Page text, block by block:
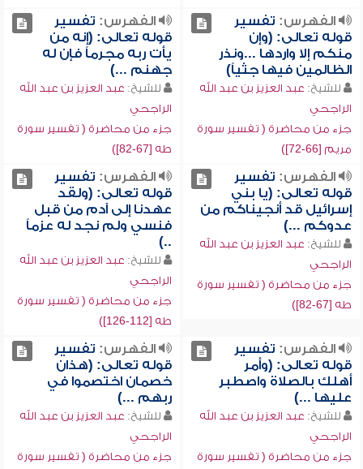
الفهرس: تفسير
قوله تعالى: (وإن
منكم إلا واردها ...ونذر
الظالمين فيها جثياً)
للشيخ: عبد العزيز بن عبد الله
الراجحي
جزء من محاضرة ( تفسير سورة
مريم [66-72])
الفهرس: تفسير
قوله تعالى: (إنه من
يأت ربه مجرماً فإن له
جهنم ...)
للشيخ: عبد العزيز بن عبد الله
الراجحي
جزء من محاضرة ( تفسير سورة
طه [67-82])
الفهرس: تفسير
قوله تعالى: (يا بني
إسرائيل قد أنجيناكم من
عدوكم ...)
للشيخ: عبد العزيز بن عبد الله
الراجحي
جزء من محاضرة ( تفسير سورة
طه [67-82])
الفهرس: تفسير
قوله تعالى: (ولقد
عهدنا إلى آدم من قبل
فنسي ولم نجد له عزماً
..)
للشيخ: عبد العزيز بن عبد الله
الراجحي
جزء من محاضرة ( تفسير سورة
طه [112-126])
الفهرس: تفسير
قوله تعالى: (وأمر
أهلك بالصلاة واصطبر
عليها ...)
للشيخ: عبد العزيز بن عبد الله
الراجحي
جزء من محاضرة ( تفسير سورة
الفهرس: تفسير
قوله تعالى: (هذان
خصمان اختصموا في
ربهم ...)
للشيخ: عبد العزيز بن عبد الله
الراجحي
جزء من محاضرة ( تفسير سورة